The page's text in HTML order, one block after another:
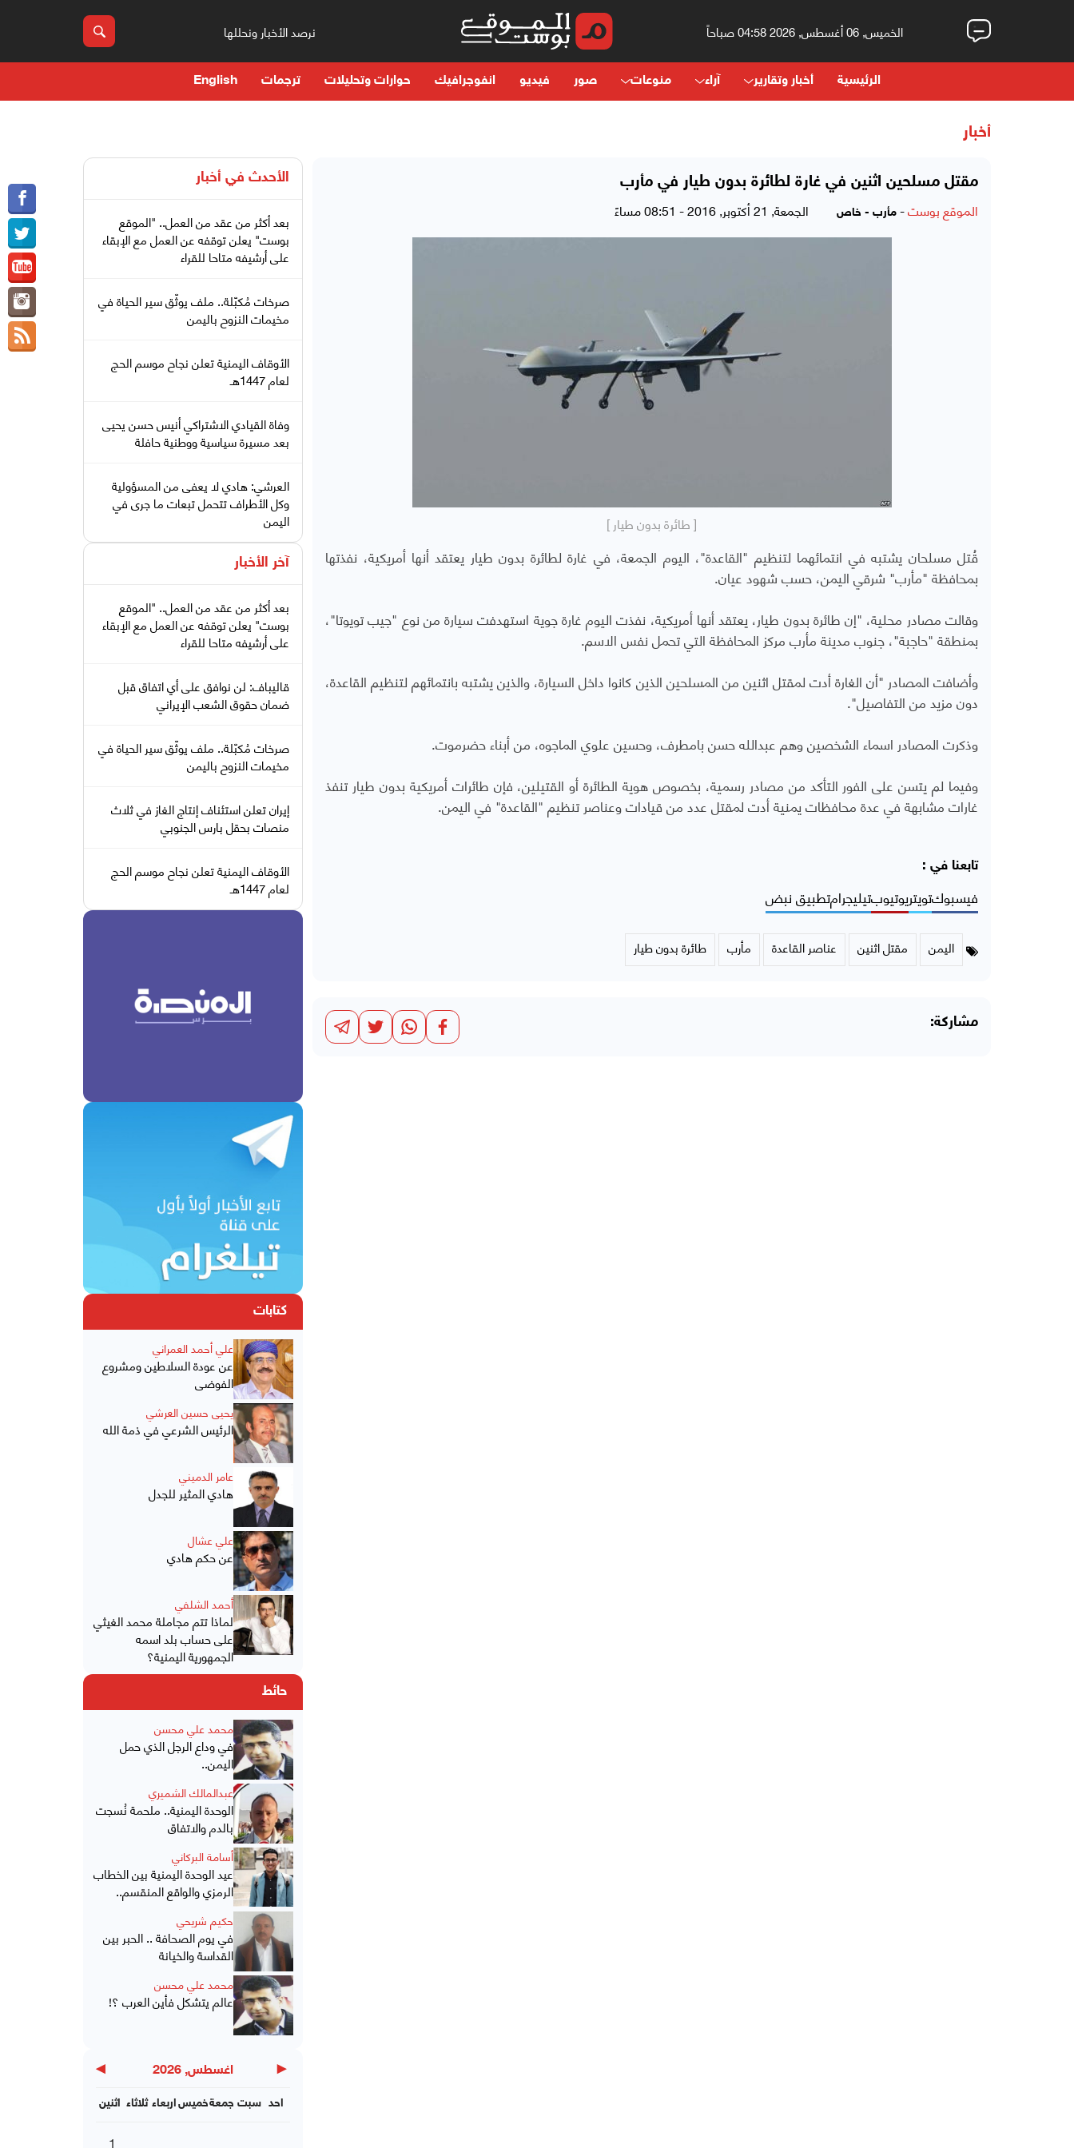
الخميس, 06 أغسطس, 2026 04:58 صباحاً نرصد الأخبار ونحللها
الرئيسية أخبار وتقارير آراء منوعات صور فيديو انفوجرافيك حوارات وتحليلات ترجمات English
أخبار
مقتل مسلحين اثنين في غارة لطائرة بدون طيار في مأرب
الموقع بوست- مأرب - خاص الجمعة, 21 أكتوبر, 2016 - 08:51 مساءً
[ طائرة بدون طيار ]
قُتل مسلحان يشتبه في انتمائهما لتنظيم "القاعدة"، اليوم الجمعة، في غارة لطائرة بدون طيار يعتقد أنها أمريكية، نفذتها
بمحافظة "مأرب" شرقي اليمن، حسب شهود عيان.
وقالت مصادر محلية، "إن طائرة بدون طيار، يعتقد أنها أمريكية، نفذت اليوم غارة جوية استهدفت سيارة من نوع "جيب تويوتا"،
بمنطقة "حاجبة"، جنوب مدينة مأرب مركز المحافظة التي تحمل نفس الاسم.
وأضافت المصادر "أن الغارة أدت لمقتل اثنين من المسلحين الذين كانوا داخل السيارة، والذين يشتبه بانتمائهم لتنظيم القاعدة،
دون مزيد من التفاصيل".
وذكرت المصادر اسماء الشخصين وهم عبدالله حسن بامطرف، وحسين علوي الماجوه، من أبناء حضرموت.
وفيما لم يتسن على الفور التأكد من مصادر رسمية، بخصوص هوية الطائرة أو القتيلين، فإن طائرات أمريكية بدون طيار تنفذ
غارات مشابهة في عدة محافظات يمنية أدت لمقتل عدد من قيادات وعناصر تنظيم "القاعدة" في اليمن.
تابعنا في :
فيسبوكتويتريوتيوبتيليجرامتطبيق نبض
اليمن مقتل اثنين عناصر القاعدة مأرب طائرة بدون طيار
مشاركة:
الأحدث في أخبار
بعد أكثر من عقد من العمل.. "الموقع
بوست" يعلن توقفه عن العمل مع الإبقاء
على أرشيفه متاحا للقراء
صرخات مُكبّلة.. ملف يوثّق سير الحياة في
مخيمات النزوح باليمن
الأوقاف اليمنية تعلن نجاح موسم الحج
لعام 1447هـ
وفاة القيادي الاشتراكي أنيس حسن يحيى
بعد مسيرة سياسية ووطنية حافلة
العرشي: هادي لا يعفى من المسؤولية
وكل الأطراف تتحمل تبعات ما جرى في
اليمن
آخر الأخبار
بعد أكثر من عقد من العمل.. "الموقع
بوست" يعلن توقفه عن العمل مع الإبقاء
على أرشيفه متاحا للقراء
قاليباف: لن نوافق على أي اتفاق قبل
ضمان حقوق الشعب الإيراني
صرخات مُكبّلة.. ملف يوثّق سير الحياة في
مخيمات النزوح باليمن
إيران تعلن استئناف إنتاج الغاز في ثلاث
منصات بحقل بارس الجنوبي
الأوقاف اليمنية تعلن نجاح موسم الحج
لعام 1447هـ
كتابات
علي أحمد العمراني
عن عودة السلاطين ومشروع
الفوضى
يحيى حسين العرشي
الرئيس الشرعي في ذمة الله
عامر الدميني
هادي المثير للجدل
علي عشال
عن حكم هادي
أحمد الشلفي
لماذا تتم مجاملة محمد الغيثي
على حساب بلد اسمه
الجمهورية اليمنية؟
حائط
محمد علي محسن
في وداع الرجل الذي حمل
اليمن..
عبدالمالك الشميري
الوحدة اليمنية.. ملحمة نُسجت
بالدم والاتفاق
أسامة البركاني
عيد الوحدة اليمنية بين الخطاب
الرمزي والواقع المنقسم..
حكيم شريحي
في يوم الصحافة .. الحبر بين
القداسة والخيانة
محمد علي محسن
عالم يتشكل فأين العرب ؟!
◀ اغسطس, 2026 ▶
اثنين ثلاثاء اربعاءخميسجمعة سبت احد
1